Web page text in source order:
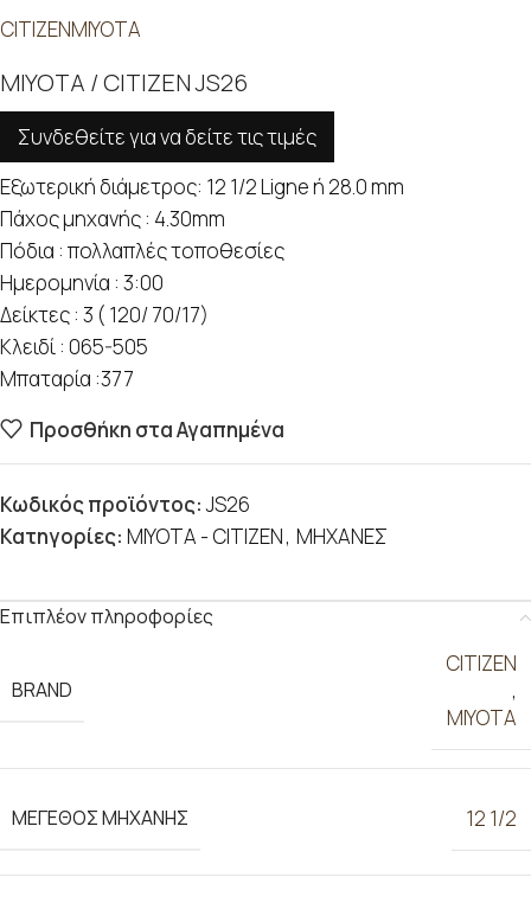
CITIZENMIYOTA
MIYOTA / CITIZEN JS26
Συνδεθείτε για να δείτε τις τιμές
Εξωτερική διάμετρος: 12 1/2 Ligne ή 28.0 mm
Πάχος μηχανής : 4.30mm
Πόδια : πολλαπλές τοποθεσίες
Ημερομηνία : 3:00
Δείκτες : 3 ( 120/ 70/17)
Κλειδί : 065-505
Μπαταρία :377
Προσθήκη στα Αγαπημένα
Κωδικός προϊόντος:JS26
Κατηγορίες: MIYOTA - CITIZEN, ΜΗΧΑΝΕΣ
Επιπλέον πληροφορίες
BRAND
CITIZEN
,
MIYOTA
ΜΕΓΕΘΟΣ ΜΗΧΑΝΗΣ 12 1/2